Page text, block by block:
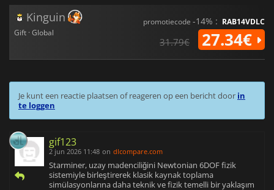
Kinguin
Gift · Global
promotiecode -14% : RAB14VDLC
31.79€ 27.34€
Je kunt een reactie plaatsen of reageren op een bericht door in
te loggen
gif123
2 jun 2026 11:48 on dlcompare.com
Starminer, uzay madenciliğini Newtonian 6DOF fizik
sistemiyle birleştirerek klasik kaynak toplama
simülasyonlarına daha teknik ve fizik temelli bir yaklaşım